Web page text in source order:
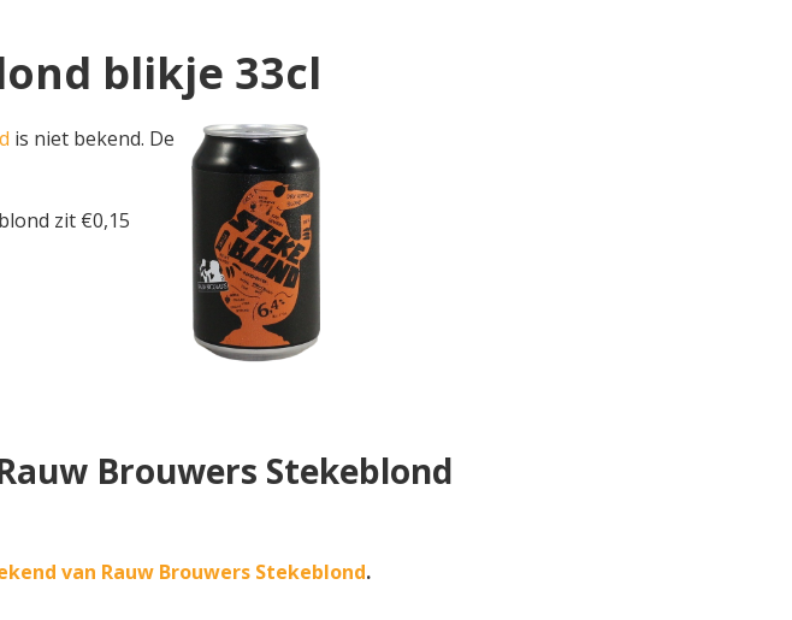
blikje 33cl
is niet bekend. De
zit €0,15
Brouwers Stekeblond
van Rauw Brouwers Stekeblond.